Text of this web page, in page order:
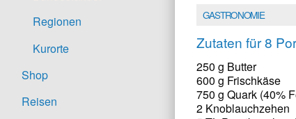
Regionen
Kurorte
Shop
Reisen
GASTRONOMIE
Zutaten für 8
250 g Butter
600 g Frischkäse
750 g Quark (40%
2 Knoblauchzehen